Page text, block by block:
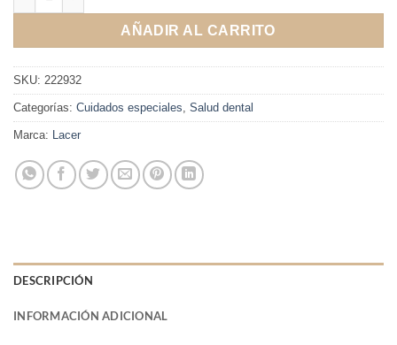
AÑADIR AL CARRITO
SKU: 222932
Categorías: Cuidados especiales Salud dental
Marca: Lacer
DESCRIPCIÓN
INFORMACIÓN ADICIONAL